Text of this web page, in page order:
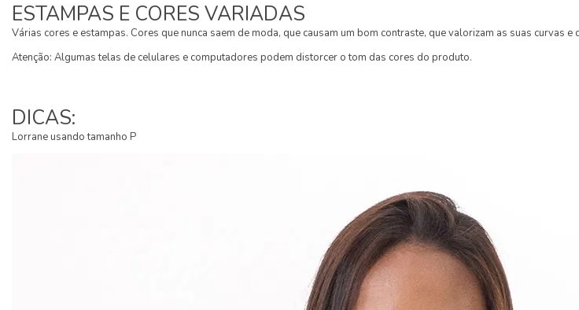
ESTAMPAS E CORES VARIADAS
Várias cores e estampas. Cores que nunca saem de moda, que causam um bom contraste, que valorizam as suas curvas
Atenção: Algumas telas de celulares e computadores podem distorcer o tom das cores do produto.
DICAS:
Lorrane usando tamanho P